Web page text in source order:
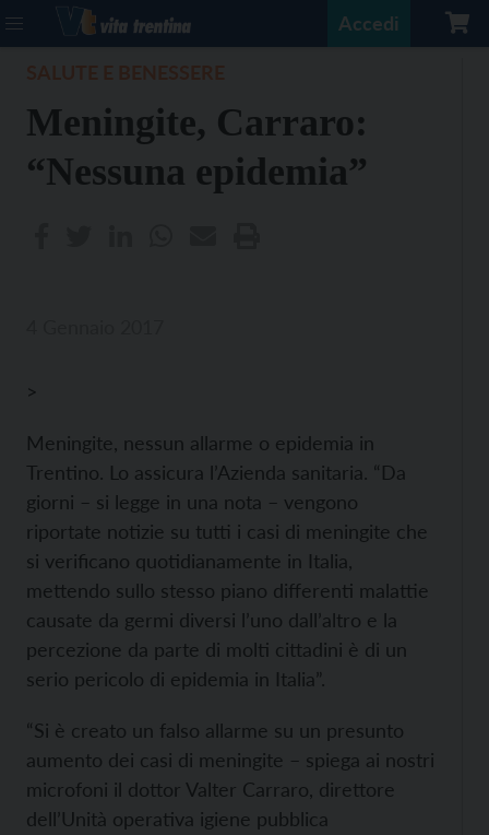
Accedi
Meningite, Carraro:
“Nessuna epidemia”
>
Meningite, nessun allarme o epidemia in
Trentino. Lo assicura l’Azienda sanitaria. “Da
giorni – si legge in una nota – vengono
riportate notizie su tutti i casi di meningite che
si verificano quotidianamente in Italia,
mettendo sullo stesso piano differenti malattie
causate da germi diversi l’uno dall’altro e la
percezione da parte di molti cittadini è di un
serio pericolo di epidemia in Italia”.
“Si è creato un falso allarme su un presunto
aumento dei casi di meningite – spiega ai nostri
microfoni il dottor Valter Carraro, direttore
dell’Unità operativa igiene pubblica